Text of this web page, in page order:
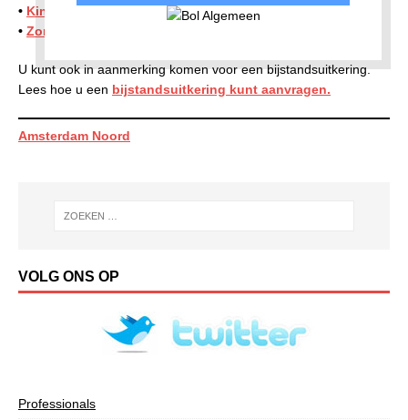
• Kinderopvangtoeslag
• Zorgtoeslag
U kunt ook in aanmerking komen voor een bijstandsuitkering.
Lees hoe u een bijstandsuitkering kunt aanvragen.
Amsterdam Noord
VOLG ONS OP
Professionals